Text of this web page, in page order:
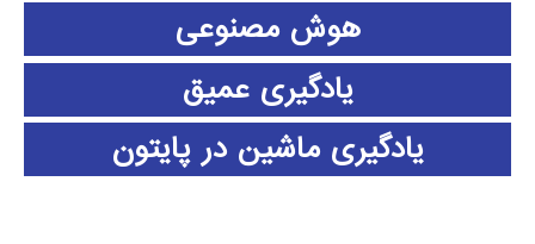
هوش مصنوعی
یادگیری عمیق
یادگیری ماشین در پایتون